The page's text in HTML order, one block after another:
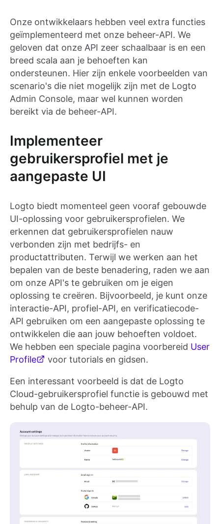
Onze ontwikkelaars hebben veel extra functies
geïmplementeerd met onze beheer-API. We
geloven dat onze API zeer schaalbaar is en een
breed scala aan je behoeften kan
ondersteunen. Hier zijn enkele voorbeelden van
scenario's die niet mogelijk zijn met de Logto
Admin Console, maar wel kunnen worden
bereikt via de beheer-API.
Implementeer
gebruikersprofiel met je
aangepaste UI
Logto biedt momenteel geen vooraf gebouwde
UI-oplossing voor gebruikersprofielen. We
erkennen dat gebruikersprofielen nauw
verbonden zijn met bedrijfs- en
productattributen. Terwijl we werken aan het
bepalen van de beste benadering, raden we aan
om onze API's te gebruiken om je eigen
oplossing te creëren. Bijvoorbeeld, je kunt onze
interactie-API, profiel-API, en verificatiecode-
API gebruiken om een aangepaste oplossing te
ontwikkelen die aan jouw behoeften voldoet.
We hebben een speciale pagina voorbereid User
Profile
voor tutorials en gidsen.
Een interessant voorbeeld is dat de Logto
Cloud-gebruikersprofiel functie is gebouwd met
behulp van de Logto-beheer-API.